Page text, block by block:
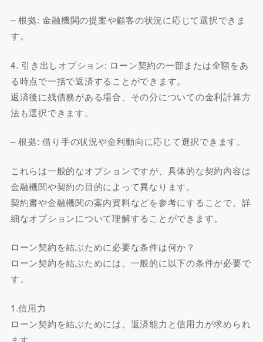
– 根拠: 金融機関の提案や顧客の状況に応じて選択できま
す。
4. 引き出しオプション: ローン契約の一部または全額をあ
る時点で一括で返済することができます。
返済後に残債務がある場合、その分についての金利計算方
法も選択できます。
– 根拠: 借り手の状況や金利動向に応じて選択できます。
これらは一般的なオプションですが、具体的な契約内容は
金融機関や契約の目的によって異なります。
契約書や金融機関の案内資料などを参考にすることで、詳
細なオプションについて理解することができます。
ローン契約を結ぶために必要な条件は何か？
ローン契約を結ぶためには、一般的に以下の条件が必要で
す。
1.信用力
ローン契約を結ぶためには、返済能力と信用力が求められ
ます。